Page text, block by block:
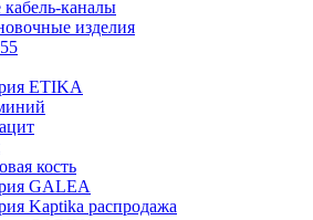
каналы
изделия
ETIKA
кость
GALEA
Kaptika распродажа